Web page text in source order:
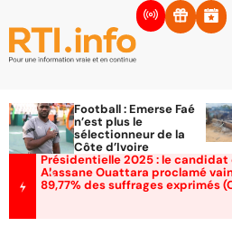
Football : Emerse Faé
n’est plus le
sélectionneur de la
Côte d’Ivoire
Présidentielle 2025 : le candidat
Alassane Ouattara proclamé
89,77% des suffrages exprimés